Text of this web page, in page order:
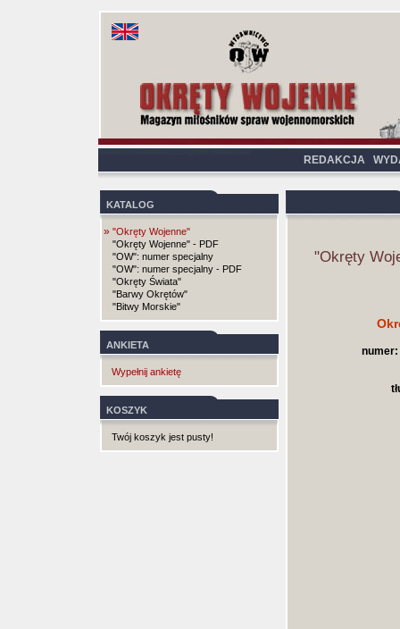
REDAKCJA
KATALOG
» "Okręty Wojenne"
"Okręty Wojenne" - PDF
"OW": numer specjalny
"OW": numer specjalny - PDF
"Okręty Świata"
"Barwy Okrętów"
"Bitwy Morskie"
ANKIETA
Wypełnij ankietę
KOSZYK
Twój koszyk jest pusty!
"Okręty
numer: